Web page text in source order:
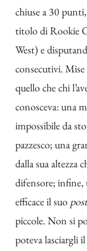
chiuse a 30
titolo di Rookie
West) e
consecutivi.
quello che chi
conosceva: una
impossibile da
pazzesco; una
dalla sua altezza
difensore; infine,
efficace il suo
piccole. Non si
poteva lasciargli